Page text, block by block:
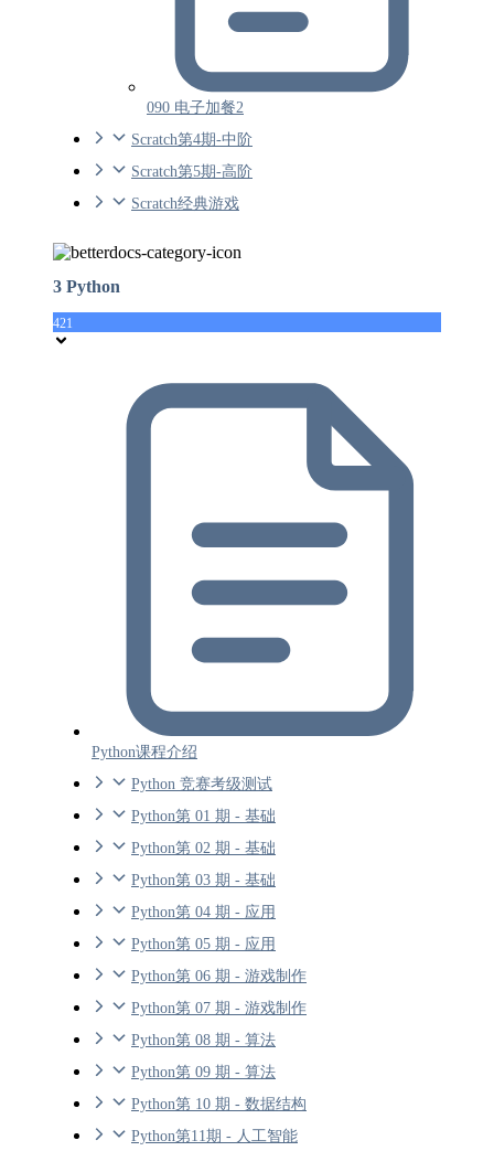
090 电子加餐2
Scratch第4期-中阶
Scratch第5期-高阶
Scratch经典游戏
3 Python
421
Python课程介绍
Python 竞赛考级测试
Python第 01 期 - 基础
Python第 02 期 - 基础
Python第 03 期 - 基础
Python第 04 期 - 应用
Python第 05 期 - 应用
Python第 06 期 - 游戏制作
Python第 07 期 - 游戏制作
Python第 08 期 - 算法
Python第 09 期 - 算法
Python第 10 期 - 数据结构
Python第11期 - 人工智能